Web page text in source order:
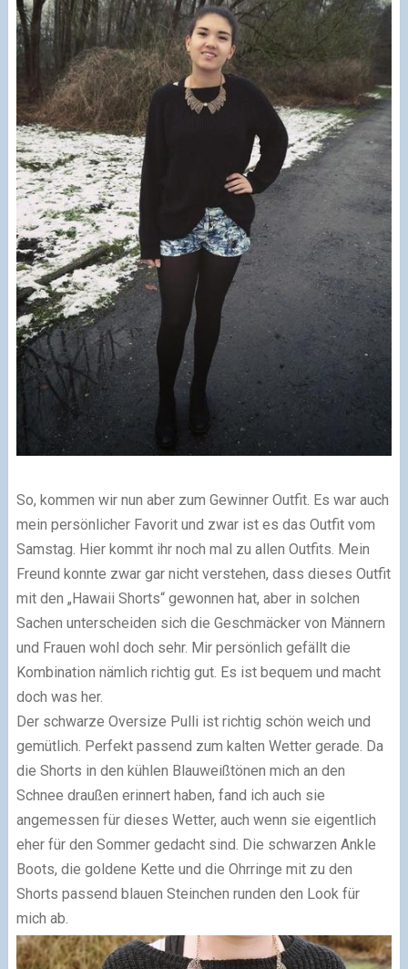
So, kommen wir nun aber zum Gewinner Outfit. Es war auch
mein persönlicher Favorit und zwar ist es das Outfit vom
Samstag. Hier kommt ihr noch mal zu allen Outfits. Mein
Freund konnte zwar gar nicht verstehen, dass dieses Outfit
mit den „Hawaii Shorts“ gewonnen hat, aber in solchen
Sachen unterscheiden sich die Geschmäcker von Männern
und Frauen wohl doch sehr. Mir persönlich gefällt die
Kombination nämlich richtig gut. Es ist bequem und macht
doch was her.
Der schwarze Oversize Pulli ist richtig schön weich und
gemütlich. Perfekt passend zum kalten Wetter gerade. Da
die Shorts in den kühlen Blauweißtönen mich an den
Schnee draußen erinnert haben, fand ich auch sie
angemessen für dieses Wetter, auch wenn sie eigentlich
eher für den Sommer gedacht sind. Die schwarzen Ankle
Boots, die goldene Kette und die Ohrringe mit zu den
Shorts passend blauen Steinchen runden den Look für
mich ab.